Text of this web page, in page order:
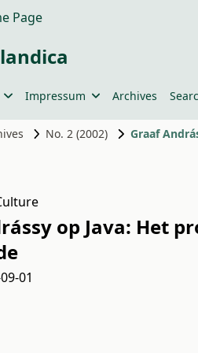
Page
Impressum Archives
No. 2 (2002) Graaf
op Java: Het
01